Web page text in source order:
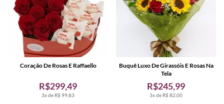
3x de R$ 99,83
R$299,49
Coração De Rosas E Raffaello
3x de R$ 82,00
R$245,99
Buquê Luxo De Girassóis E Rosas Na
Tela